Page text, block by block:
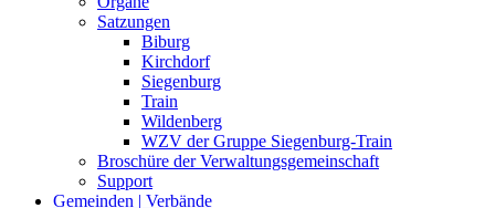
Satzungen
Biburg
Kirchdorf
Siegenburg
Train
Wildenberg
WZV der Gruppe Siegenburg-Train
Broschüre der Verwaltungsgemeinschaft
Support
Gemeinden | Verbände